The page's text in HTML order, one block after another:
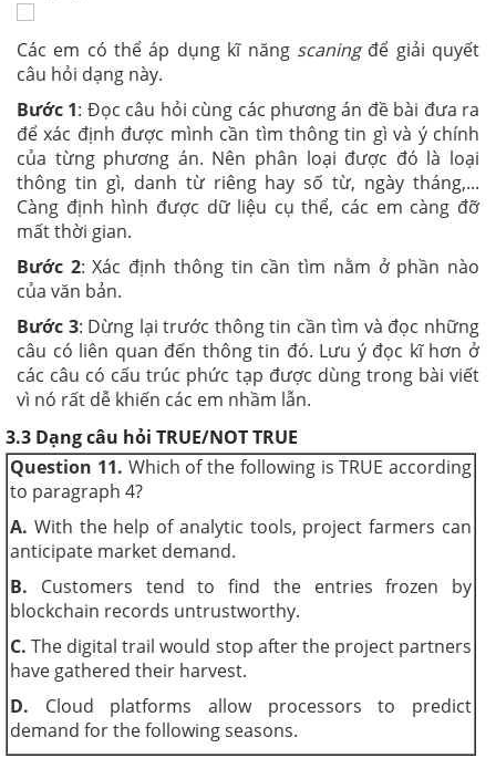
Các em có thể áp dụng kĩ năng scaningđể giải quyết
câu hỏi dạng này.
Bước 1: Đọc câu hỏi cùng các phương án đề bài đưa ra
để xác định được mình cần tìm thông tin gì và ý chính
của từng phương án. Nên phân loại được đó là loại
thông tin gì, danh từ riêng hay số từ, ngày tháng,...
Càng định hình được dữ liệu cụ thể, các em càng đỡ
mất thời gian.
Bước 2: Xác định thông tin cần tìm nằm ở phần nào
của văn bản.
Bước 3: Dừng lại trước thông tin cần tìm và đọc những
câu có liên quan đến thông tin đó. Lưu ý đọc kĩ hơn ở
các câu có cấu trúc phức tạp được dùng trong bài viết
vì nó rất dễ khiến các em nhầm lẫn.
3.3 Dạng câu hỏi TRUE/NOT TRUE
Question 11. Which of the following is TRUE according
to paragraph 4?
A. With the help of analytic tools, project farmers can
anticipate market demand.
B. Customers tend to find the entries frozen by
blockchain records untrustworthy.
C. The digital trail would stop after the project partners
have gathered their harvest.
D. Cloud platforms allow processors to predict
demand for the following seasons.